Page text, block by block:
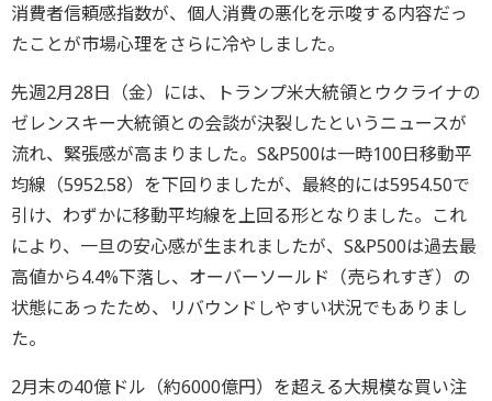
消費者信頼感指数が、個人消費の悪化を示唆する内容だっ
たことが市場心理をさらに冷やしました。
先週2月28日（金）には、トランプ米大統領とウクライナの
ゼレンスキー大統領との会談が決裂したというニュースが
流れ、緊張感が高まりました。S&P500は一時100日移動平
均線（5952.58）を下回りましたが、最終的には5954.50で
引け、わずかに移動平均線を上回る形となりました。これ
により、一旦の安心感が生まれましたが、S&P500は過去最
高値から4.4%下落し、オーバーソールド（売られすぎ）の
状態にあったため、リバウンドしやすい状況でもありまし
た。
2月末の40億ドル（約6000億円）を超える大規模な買い注